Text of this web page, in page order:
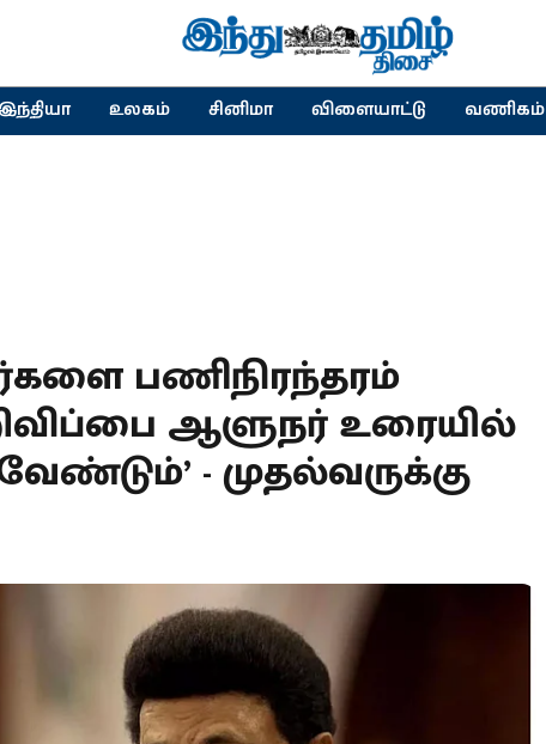
இந்தியா உலகம் சினிமா விளையாட்டு வணிகம்
பணிநிரந்தரம்
ஆளுநர் உரையில்
- முதல்வருக்கு